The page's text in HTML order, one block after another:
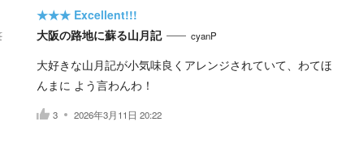
★★★ Excellent!!!
大阪の路地に蘇る山月記
cyanP
大好きな山月記が小気味良くアレンジされていて、わてほ
んまに よう言わんわ！
3 2026年3月11日 20:22